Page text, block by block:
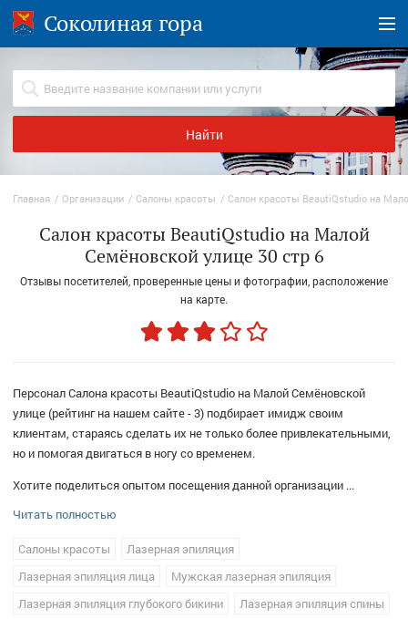
Соколиная гора
Найти
Главная Организации Салоны красоты Салон красоты BeautiQstudio на
Салон красоты BeautiQstudio на Малой
Семёновской улице 30 стр 6
Отзывы посетителей, проверенные цены и фотографии, расположение
на карте.
Персонал Салона красоты BeautiQstudio на Малой Семёновской
улице (рейтинг на нашем сайте - 3) подбирает имидж своим
клиентам, стараясь сделать их не только более привлекательными,
но и помогая двигаться в ногу со временем.
Хотите поделиться опытом посещения данной организации ...
Читать полностью
Салоны красоты
Лазерная эпиляция
Лазерная эпиляция лица
Мужская лазерная эпиляция
Лазерная эпиляция глубокого бикини
Лазерная эпиляция спины